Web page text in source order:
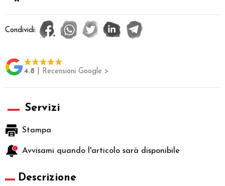
Condividi:
4.8 | Recensioni Google >
Servizi
Stampa
Avvisami quando l'articolo sarà disponibile
Descrizione